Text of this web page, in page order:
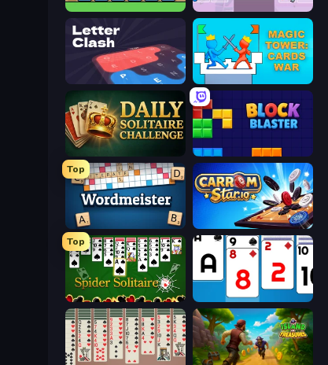
Chessformer Knight of Chess
LetterClash
Block Blaster
Top
Wordmeister Carrom Stars.io
Top
Spider Solitaire Social Solitaire